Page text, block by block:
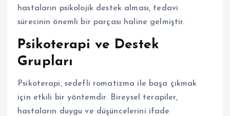
hastaların psikolojik destek alması, tedavi
sürecinin önemli bir parçası haline gelmiştir.
Psikoterapi ve Destek
Grupları
Psikoterapi, sedefli romatizma ile başa çıkmak
için etkili bir yöntemdir. Bireysel terapiler,
hastaların duygu ve düşüncelerini ifade